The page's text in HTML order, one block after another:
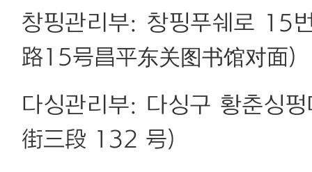
창핑관리부: 창핑푸쉐로 15
路15号昌平东关图书馆对面)
다싱관리부: 다싱구 황춘싱
街三段 132 号)